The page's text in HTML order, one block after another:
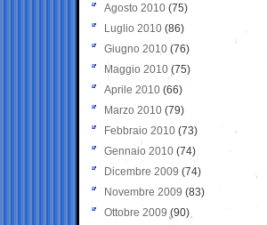
Agosto 2010 (75)
Luglio 2010 (86)
Giugno 2010 (76)
Maggio 2010 (75)
Aprile 2010 (66)
Marzo 2010 (79)
Febbraio 2010 (73)
Gennaio 2010 (74)
Dicembre 2009 (74)
Novembre 2009 (83)
Ottobre 2009 (90)